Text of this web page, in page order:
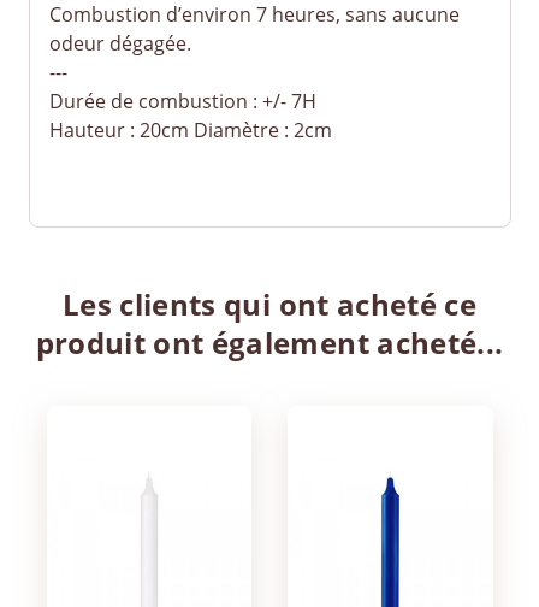
Combustion d’environ 7 heures, sans aucune
odeur dégagée.
---
Durée de combustion : +/- 7H
Hauteur : 20cm Diamètre : 2cm
Les clients qui ont acheté ce
produit ont également acheté...